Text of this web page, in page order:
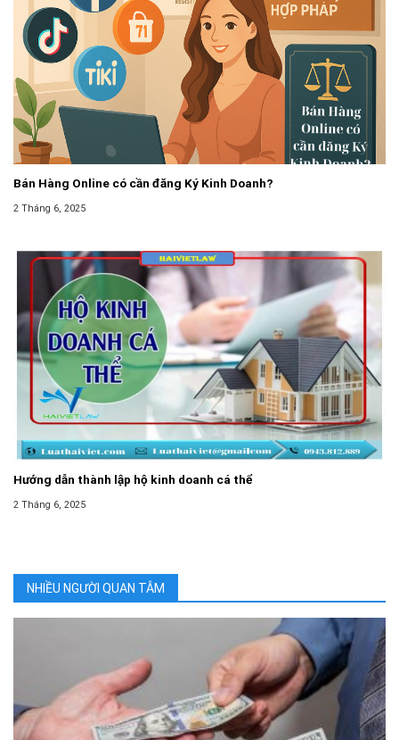
Bán Hàng Online có cần đăng Ký Kinh Doanh?
2 Tháng 6, 2025
Hướng dẫn thành lập hộ kinh doanh cá thể
2 Tháng 6, 2025
NHIỀU NGƯỜI QUAN TÂM